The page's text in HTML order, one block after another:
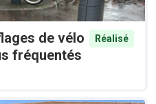
de vélo
fréquentés
Réalisé